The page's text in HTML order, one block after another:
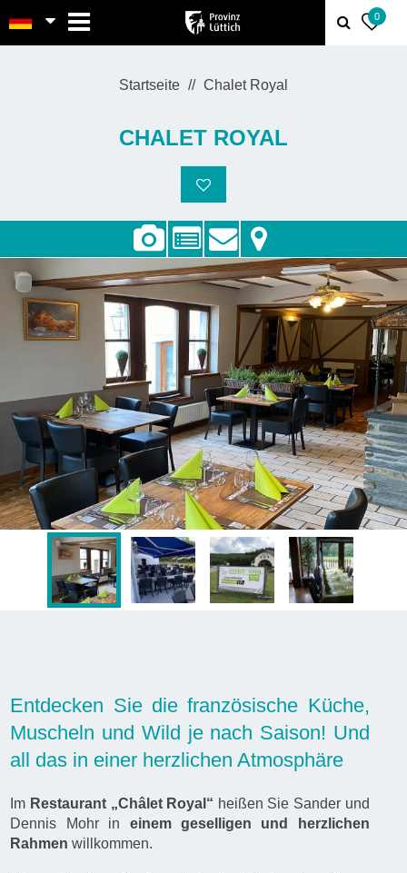
0
Startseite Chalet Royal
CHALET ROYAL
Entdecken Sie die französische Küche,
Muscheln und Wild je nach Saison! Und
all das in einer herzlichen Atmosphäre
Im Restaurant „Châlet Royal“ heißen Sie Sander und
Dennis Mohr in einem geselligen und herzlichen
Rahmen willkommen.